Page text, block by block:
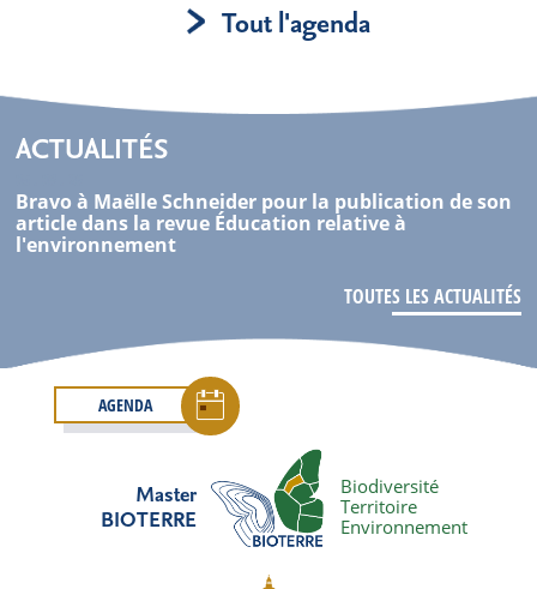
Tout l'agenda
ACTUALITÉS
Bravo à Maëlle Schneider pour la publication de son
article dans la revue Éducation relative à
l'environnement
TOUTES LES ACTUALITÉS
Master
BIOTERRE
Biodiversité
Territoire
Environnement
AGENDA